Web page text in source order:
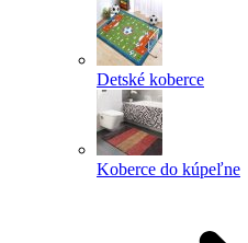
Detské koberce
Koberce do kúpeľne